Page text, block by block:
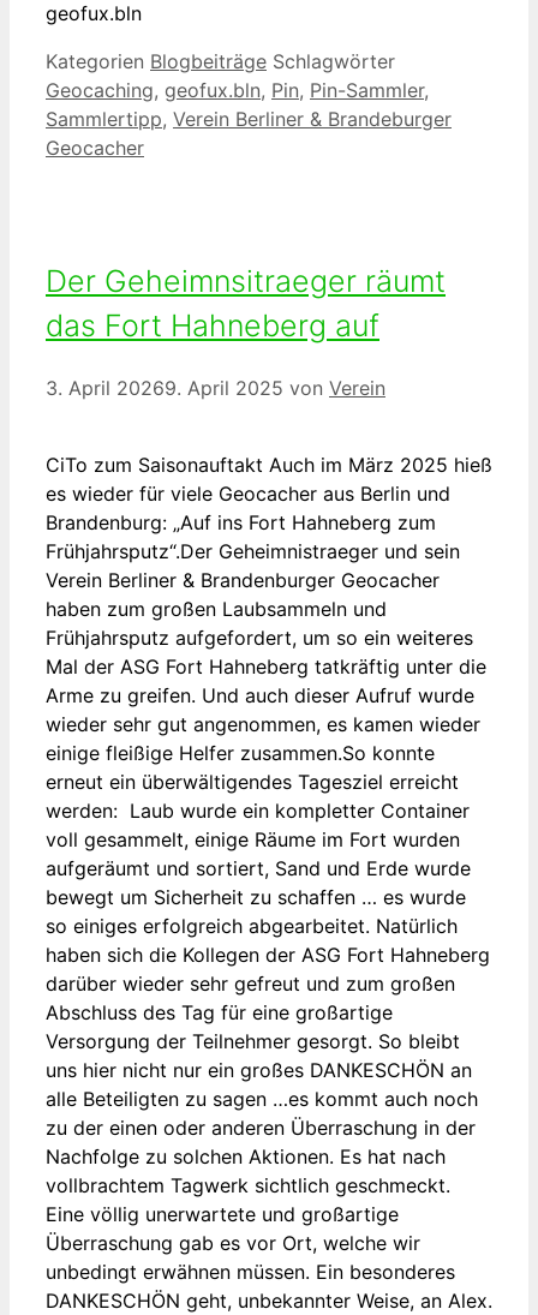
geofux.bln
Kategorien Blogbeiträge Schlagwörter
Geocaching, geofux.bln, Pin, Pin-Sammler,
Sammlertipp, Verein Berliner & Brandeburger
Geocacher
Der Geheimnsitraeger räumt
das Fort Hahneberg auf
3. April 20269. April 2025 von Verein
CiTo zum Saisonauftakt Auch im März 2025 hieß
es wieder für viele Geocacher aus Berlin und
Brandenburg: „Auf ins Fort Hahneberg zum
Frühjahrsputz“.Der Geheimnistraeger und sein
Verein Berliner & Brandenburger Geocacher
haben zum großen Laubsammeln und
Frühjahrsputz aufgefordert, um so ein weiteres
Mal der ASG Fort Hahneberg tatkräftig unter die
Arme zu greifen. Und auch dieser Aufruf wurde
wieder sehr gut angenommen, es kamen wieder
einige fleißige Helfer zusammen.So konnte
erneut ein überwältigendes Tagesziel erreicht
werden: Laub wurde ein kompletter Container
voll gesammelt, einige Räume im Fort wurden
aufgeräumt und sortiert, Sand und Erde wurde
bewegt um Sicherheit zu schaffen … es wurde
so einiges erfolgreich abgearbeitet. Natürlich
haben sich die Kollegen der ASG Fort Hahneberg
darüber wieder sehr gefreut und zum großen
Abschluss des Tag für eine großartige
Versorgung der Teilnehmer gesorgt. So bleibt
uns hier nicht nur ein großes DANKESCHÖN an
alle Beteiligten zu sagen …es kommt auch noch
zu der einen oder anderen Überraschung in der
Nachfolge zu solchen Aktionen. Es hat nach
vollbrachtem Tagwerk sichtlich geschmeckt.
Eine völlig unerwartete und großartige
Überraschung gab es vor Ort, welche wir
unbedingt erwähnen müssen. Ein besonderes
DANKESCHÖN geht, unbekannter Weise, an Alex.